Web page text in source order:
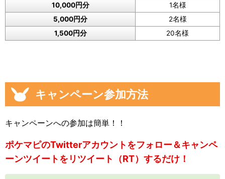
10,000円分
1名様
5,000円分
2名様
1,500円分
20名様
キャンペーン参加方法
キャンペーンへの参加は簡単！！
ポケマピのTwitterアカウントをフォロー＆キャンペ
ーンツイートをリツイート（RT）するだけ！